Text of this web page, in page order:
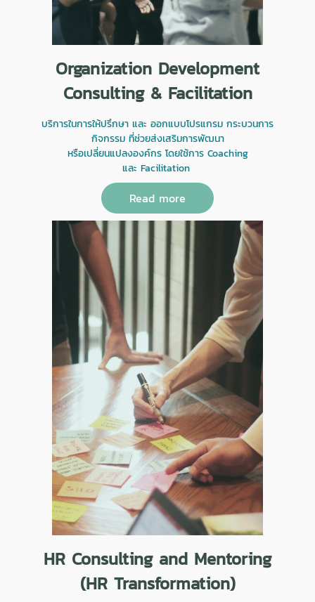
Organization Development
Consulting & Facilitation
บริการในการให้ปรึกษา และ ออกแบบโปรแกรม กระบวนการ
กิจกรรม ที่ช่วยส่งเสริมการพัฒนา
หรือเปลี่ยนแปลงองค์กร โดยใช้การ Coaching
และ Facilitation
Read more
HR Consulting and Mentoring
(HR Transformation)